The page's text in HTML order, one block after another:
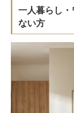
一人暮らし・
ない方